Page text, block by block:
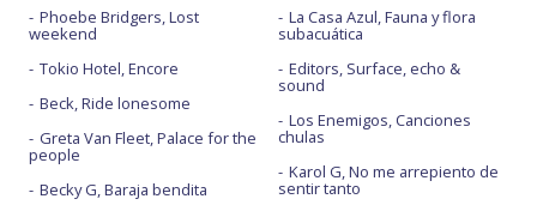
Phoebe Bridgers, Lost
weekend
Tokio Hotel, Encore
Beck, Ride lonesome
Greta Van Fleet, Palace for the
people
Becky G, Baraja bendita
La Casa Azul, Fauna y flora
subacuática
Editors, Surface, echo &
sound
Los Enemigos, Canciones
chulas
Karol G, No me arrepiento de
sentir tanto